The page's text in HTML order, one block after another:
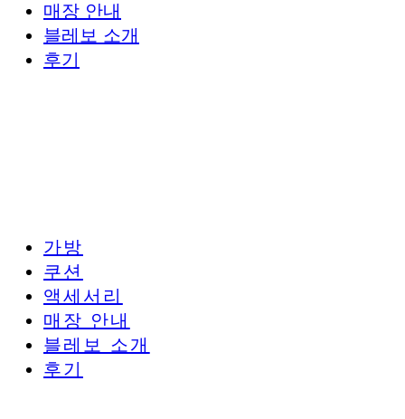
매장 안내
블레보 소개
후기
가방
쿠션
액세서리
매장 안내
블레보 소개
후기